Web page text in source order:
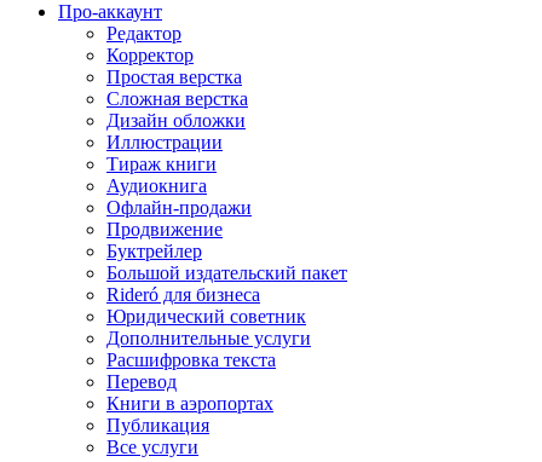
Про-аккаунт
Редактор
Корректор
Простая верстка
Сложная верстка
Дизайн обложки
Иллюстрации
Тираж книги
Аудиокнига
Офлайн-продажи
Продвижение
Буктрейлер
Большой издательский пакет
Rideró для бизнеса
Юридический советник
Дополнительные услуги
Расшифровка текста
Перевод
Книги в аэропортах
Публикация
Все услуги